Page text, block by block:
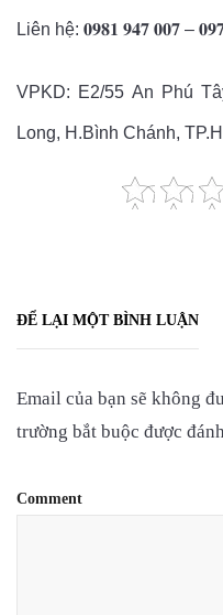
Liên hệ: 𝟎𝟗𝟖𝟏 𝟗𝟒𝟕 𝟎𝟎𝟕 –
VPKD: E2/55 An Phú
Long, H.Bình Chánh,
ĐỂ LẠI MỘT BÌNH LUẬN
Email của bạn sẽ không
trường bắt buộc được
Comment